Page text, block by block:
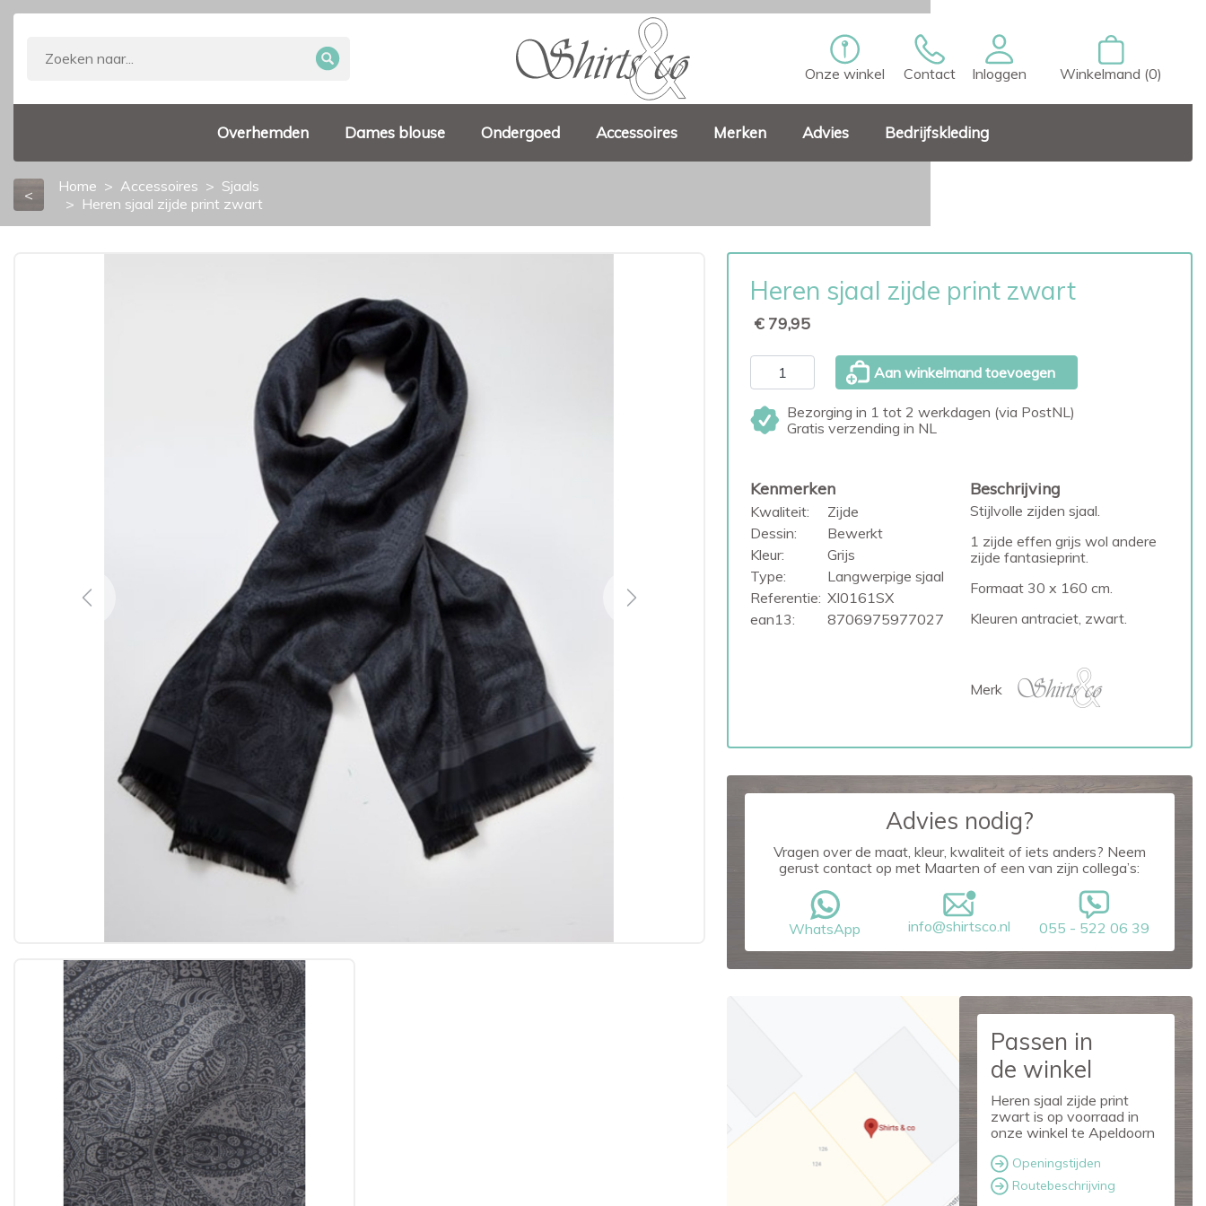
Onze winkel Contact Inloggen Winkelmand (0)
Overhemden Dames blouse Ondergoed Accessoires Merken Advies Bedrijfskleding
< Home Accessoires
Sjaals
Heren sjaal zijde print zwart
Previous Next
Heren sjaal zijde print zwart
€ 79,95
Aan winkelmand toevoegen
Bezorging in 1 tot 2 werkdagen (via PostNL)
Gratis verzending in NL
Kenmerken
Kwaliteit:
Zijde
Dessin:
Bewerkt
Kleur:
Grijs
Type:
Langwerpige sjaal
Referentie: XI0161SX
ean13:
8706975977027
Beschrijving
Stijlvolle zijden sjaal.
1 zijde effen grijs wol andere
zijde fantasieprint.
Formaat 30 x 160 cm.
Kleuren antraciet, zwart.
Merk
Advies nodig?
Vragen over de maat, kleur, kwaliteit of iets anders? Neem
gerust contact op met Maarten of een van zijn collega’s:
WhatsApp info@shirtsco.nl 055 - 522 06 39
Passen in
de winkel
Heren sjaal zijde print
zwart is op voorraad in
onze winkel te Apeldoorn
Openingstijden
Routebeschrijving